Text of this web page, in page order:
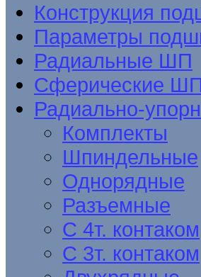
Конструкция
Параметры
Радиальные ШП
Сферические
Радиально-
Комплекты
Шпиндельные
Однорядные
Разъемные
С 4т. контаком
С 3т. контаком